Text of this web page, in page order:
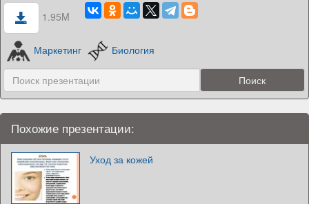
1.95M
Маркетинг Биология
Похожие презентации:
Уход за кожей